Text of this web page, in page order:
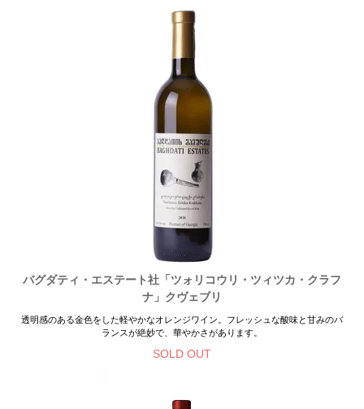
バグダティ・エステート社「ツォリコウリ・ツィツカ・クラフ
ナ」クヴェブリ
透明感のある金色をした軽やかなオレンジワイン。フレッシュな酸味と甘みのバ
ランスが絶妙で、華やかさがあります。
SOLD OUT